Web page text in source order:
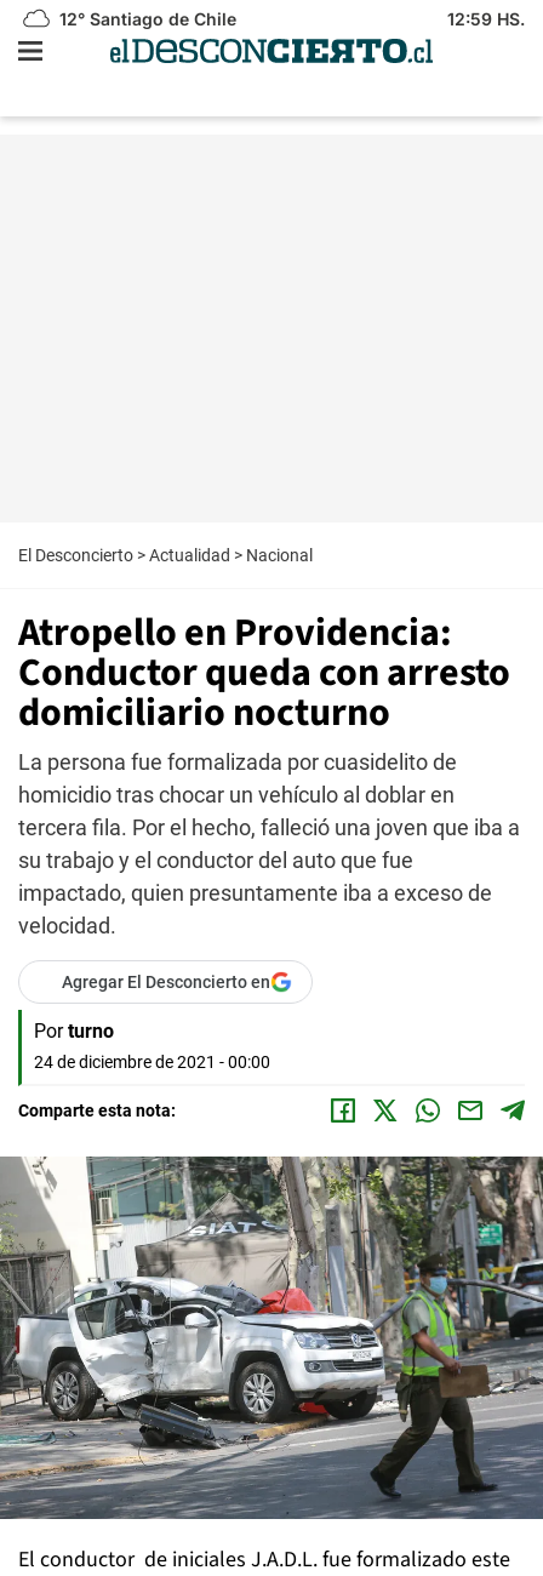
12° Santiago de Chile 12:59 HS.
El Desconcierto >Actualidad > Nacional
Atropello en Providencia:
Conductor queda con arresto
domiciliario nocturno
La persona fue formalizada por cuasidelito de
homicidio tras chocar un vehículo al doblar en
tercera fila. Por el hecho, falleció una joven que iba a
su trabajo y el conductor del auto que fue
impactado, quien presuntamente iba a exceso de
velocidad.
Agregar El Desconcierto en
Por turno
24 de diciembre de 2021 - 00:00
Comparte esta nota:
El conductor de iniciales J.A.D.L. fue formalizado este